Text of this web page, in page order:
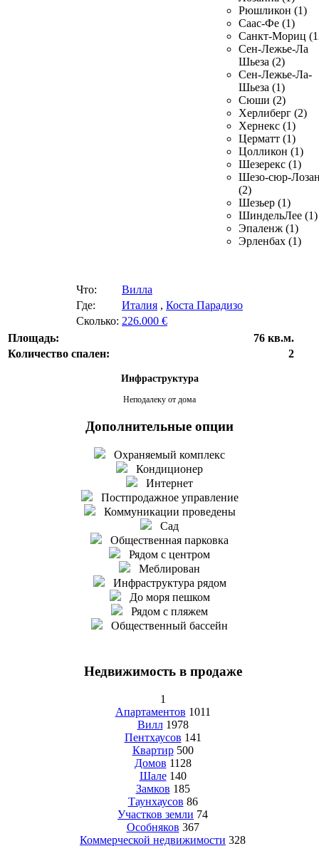
Рюшликон (1)
Саас-Фе (1)
Санкт-Мориц
Сен-Лежье-Ла
Шьеза (2)
Сен-Лежье-Ла-
Шьеза (1)
Сюши (2)
Херлиберг (2)
Хернекс (1)
Церматт (1)
Цолликон (1)
Шезерекс (1)
Шезо-сюр-
(2)
Шезьер (1)
ШиндельЛее (1)
Эпаленж (1)
Эрленбах (1)
Что:
Вилла
Где:
Италия , Коста Парадизо
Сколько: 226.000 €
Площадь:
76 кв.м.
Количество спален:
2
Инфраструктура
Неподалеку от дома
Дополнительные опции
Охраняемый комплекс
Кондиционер
Интернет
Постпродажное управление
Коммуникации проведены
Сад
Общественная парковка
Рядом с центром
Меблирован
Инфраструктура рядом
До моря пешком
Рядом с пляжем
Общественный бассейн
Недвижимость в продаже
1
Апартаментов 1011
Вилл 1978
Пентхаусов 141
Квартир 500
Домов 1128
Шале 140
Замков 185
Таунхаусов 86
Участков земли 74
Особняков 367
Коммерческой недвижимости 328